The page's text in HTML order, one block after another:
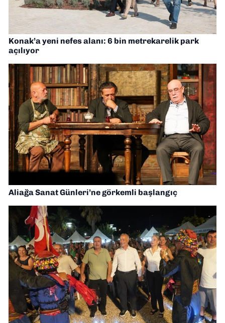
Konak’a yeni nefes alanı: 6 bin metrekarelik park
açılıyor
Aliağa Sanat Günleri’ne görkemli başlangıç